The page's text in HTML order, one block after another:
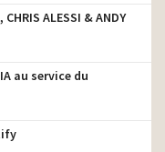
CHRIS ALESSI & ANDY
au service du